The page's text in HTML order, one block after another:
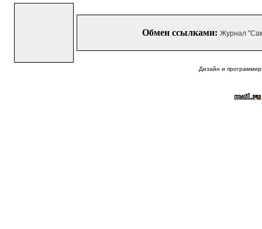
Обмен ссылками: Журнал
Дизайн и